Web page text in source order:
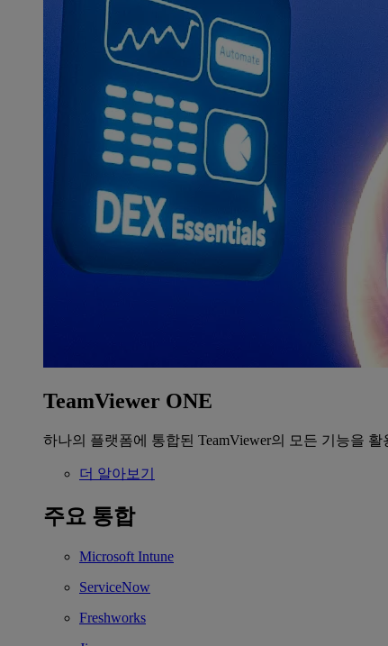
TeamViewer ONE
하나의 플랫폼에 통합된 TeamViewer의 모든 기능을 활
더 알아보기
주요 통합
Microsoft Intune
ServiceNow
Freshworks